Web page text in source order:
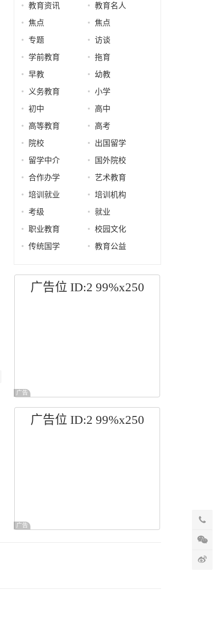
教育资讯 教育名人
焦点 焦点
专题 访谈
学前教育 拖育
早教 幼教
义务教育 小学
初中 高中
高等教育 高考
院校 出国留学
留学中介 国外院校
合作办学 艺术教育
培训就业 培训机构
考级 就业
职业教育 校园文化
传统国学 教育公益
广告位 ID:2 99%x250
广告
广告位 ID:2 99%x250
广告